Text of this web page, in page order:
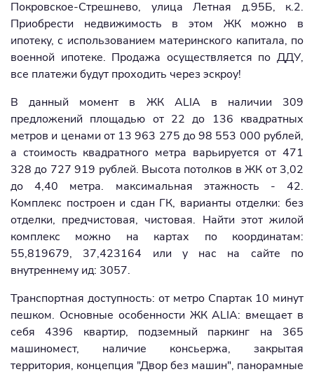
Покровское-Стрешнево, улица Летная д.95Б, к.2.
Приобрести недвижимость в этом ЖК можно в
ипотеку, с использованием материнского капитала, по
военной ипотеке. Продажа осуществляется по ДДУ,
все платежи будут проходить через эскроу!
В данный момент в ЖК ALIA в наличии 309
предложений площадью от 22 до 136 квадратных
метров и ценами от 13 963 275 до 98 553 000 рублей,
а стоимость квадратного метра варьируется от 471
328 до 727 919 рублей. Высота потолков в ЖК от 3,02
до 4,40 метра. максимальная этажность - 42.
Комплекс построен и сдан ГК, варианты отделки: без
отделки, предчистовая, чистовая. Найти этот жилой
комплекс можно на картах по координатам:
55,819679, 37,423164 или у нас на сайте по
внутреннему ид: 3057.
Транспортная доступность: от метро Спартак 10 минут
пешком. Основные особенности ЖК ALIA: вмещает в
себя 4396 квартир, подземный паркинг на 365
машиномест, наличие консьержа, закрытая
территория, концепция "Двор без машин", панорамные